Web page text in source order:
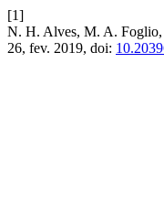
[1]
N. H. Alves, M. A. Foglio,
26, fev. 2019, doi: